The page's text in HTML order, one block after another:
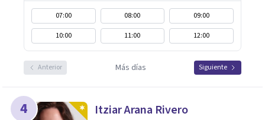
07:00 08:00
09:00
10:00
11:00 12:00
Anterior Más días Siguiente
4 Itziar Arana Rivero